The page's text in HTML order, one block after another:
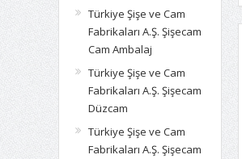
Türkiye Şişe ve Cam
Fabrikaları A.Ş. Şişecam
Cam Ambalaj
Türkiye Şişe ve Cam
Fabrikaları A.Ş. Şişecam
Düzcam
Türkiye Şişe ve Cam
Fabrikaları A.Ş. Şişecam